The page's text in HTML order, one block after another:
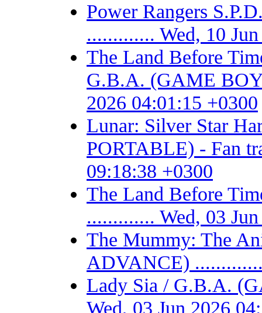
Power Rangers
............. Wed, 10
The Land Before
G.B.A. (GAME
2026 04:01:15 +0300
Lunar: Silver Star
PORTABLE) - Fan
09:18:38 +0300
The Land Before
............. Wed, 03
The Mummy: The
ADVANCE)
Lady Sia / G.B.A.
Wed, 03 Jun 2026